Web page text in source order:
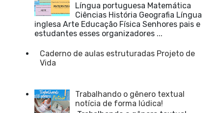
Língua portuguesa Matemática
Ciências História Geografia Língua
inglesa Arte Educação Física Senhores pais e
estudantes esses organizadores ...
Caderno de aulas estruturadas Projeto de
Vida
Trabalhando o gênero textual
notícia de forma lúdica!